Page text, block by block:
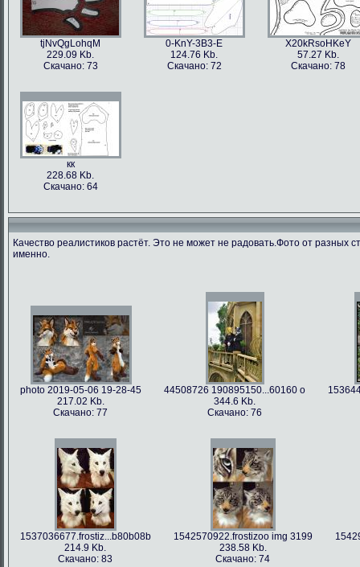
tjNvQgLohqM
229.09 Kb.
Скачано: 73
0-KnY-3B3-E
124.76 Kb.
Скачано: 72
X20kRsoHKeY
57.27 Kb.
Скачано: 78
кк
228.68 Kb.
Скачано: 64
Качество реалистиков растёт. Это не может не радовать.Фото от разных
именно.
photo 2019-05-06 19-28-45
217.02 Kb.
Скачано: 77
44508726 190895150...60160 o
344.6 Kb.
Скачано: 76
1537036677.frostiz...b80b08b
214.9 Kb.
Скачано: 83
1542570922.frostizoo img 3199
238.58 Kb.
Скачано: 74